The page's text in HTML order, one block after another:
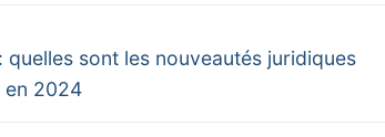
quelles sont les nouveautés juridiques
en 2024